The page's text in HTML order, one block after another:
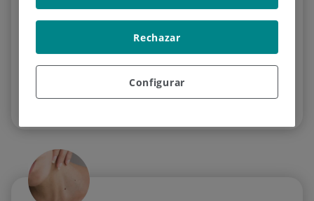
Cardiología
Pruebas, revisiones y consultas con el cardiólogo.
Configurar
Rechazar